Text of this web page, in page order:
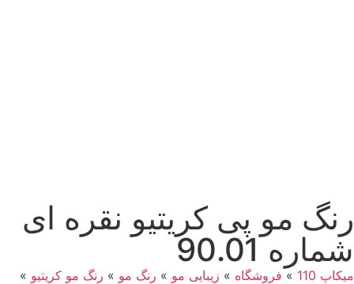
رنگ مو پی کریتیو نقره ای
شماره 90.01
میکاپ 110 » فروشگاه » زیبایی مو » رنگ مو » رنگ مو کریتیو »